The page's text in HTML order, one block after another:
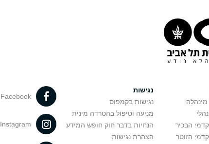
הבכיר
הזוטר
נגישות
נגישות בקמפוס
מניעה וטיפול בהטרדה מינית
הנחיות בדבר חוק חופש המידע
הצהרת נגישות
Facebook
Instagram